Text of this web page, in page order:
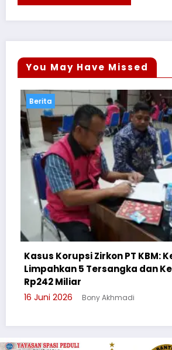
You May Have Missed
Zirkon PT KBM: Kejati Kalteng
Tersangka dan Kerugian Negara
Bony Akhmadi